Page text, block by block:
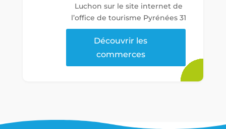
Luchon sur le site internet de
l’office de tourisme Pyrénées 31
Découvrir les
commerces